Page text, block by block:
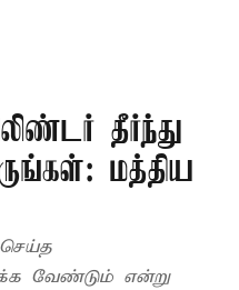
தீர்ந்து
மத்திய
வேண்டும் என்று